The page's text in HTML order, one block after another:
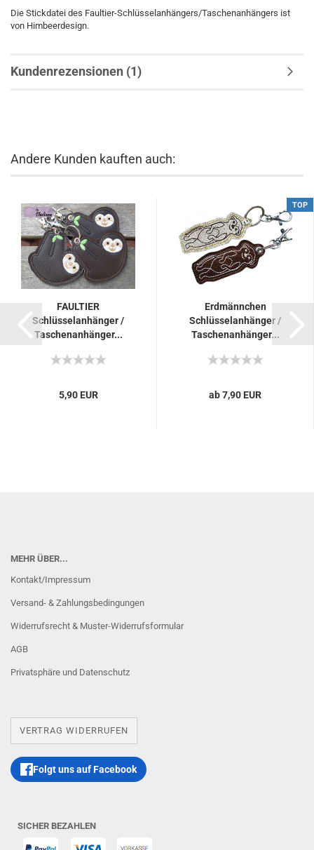
Die Stickdatei des Faultier-Schlüsselanhängers/Taschenanhängers ist
von Himbeerdesign.
Kundenrezensionen (1)
Andere Kunden kauften auch:
FAULTIER
Schlüsselanhänger /
Taschenanhänger...
5,90 EUR
TOP
Erdmännchen
Schlüsselanhänger /
Taschenanhänger...
ab 7,90 EUR
MEHR ÜBER...
Kontakt/Impressum
Versand- & Zahlungsbedingungen
Widerrufsrecht & Muster-Widerrufsformular
AGB
Privatsphäre und Datenschutz
VERTRAG WIDERRUFEN
Folgt uns auf Facebook
SICHER BEZAHLEN